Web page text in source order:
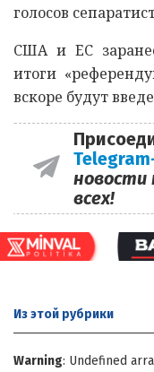
голосов
США и ЕС
итоги
вскоре будут
всех!
Из этой рубрики
Warning: Undefined